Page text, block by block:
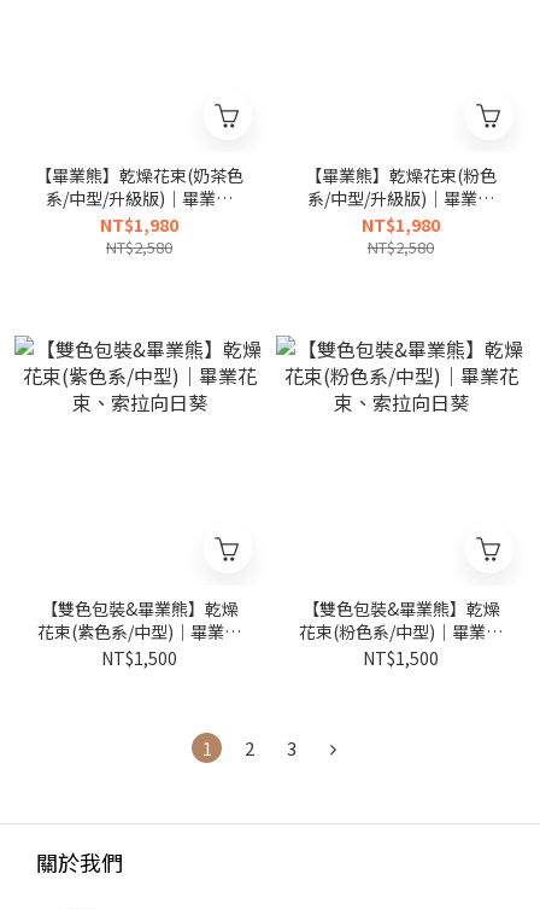
【畢業熊】乾燥花束(奶茶色
系/中型/升級版)｜畢業花
束、索拉向日葵
NT$1,980
NT$2,580
【畢業熊】乾燥花束(粉色
系/中型/升級版)｜畢業花
束、索拉向日葵
NT$1,980
NT$2,580
【雙色包裝&畢業熊】乾燥
花束(紫色系/中型)｜畢業花
束、索拉向日葵
NT$1,500
【雙色包裝&畢業熊】乾燥
花束(粉色系/中型)｜畢業花
束、索拉向日葵
NT$1,500
1 2 3
關於我們